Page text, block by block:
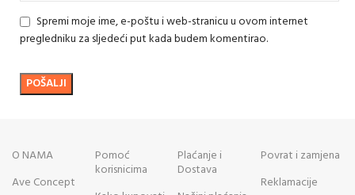
Spremi moje ime, e-poštu i web-stranicu u ovom internet
pregledniku za sljedeći put kada budem komentirao.
O NAMA
Ave Concept
Pomoć
korisnicima
Plaćanje i
Dostava
Povrat i zamjena
Reklamacije